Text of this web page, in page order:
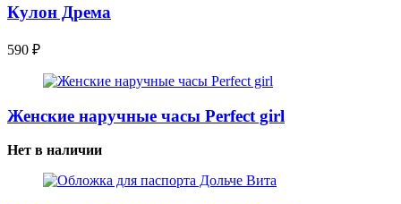
Кулон Дрема
590 ₽
Женские наручные часы Perfect girl
Нет в наличии